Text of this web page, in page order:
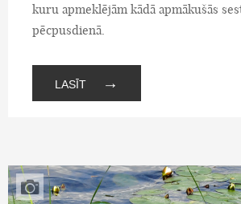
kuru apmeklējām kādā apmākušās
pēcpusdienā.
LASĪT →